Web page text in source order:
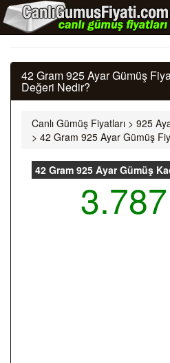
42 Gram 925 Ayar Gümüş
Değeri Nedir?
Canlı Gümüş Fiyatları > 925
> 42 Gram 925 Ayar Gümüş
42 Gram 925 Ayar Gümüş